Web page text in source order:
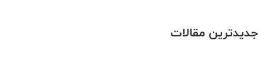
جدیدترین مقالات